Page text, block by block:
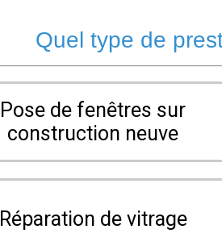
Quel type de
Pose de fenêtres sur
construction neuve
Réparation de vitrage